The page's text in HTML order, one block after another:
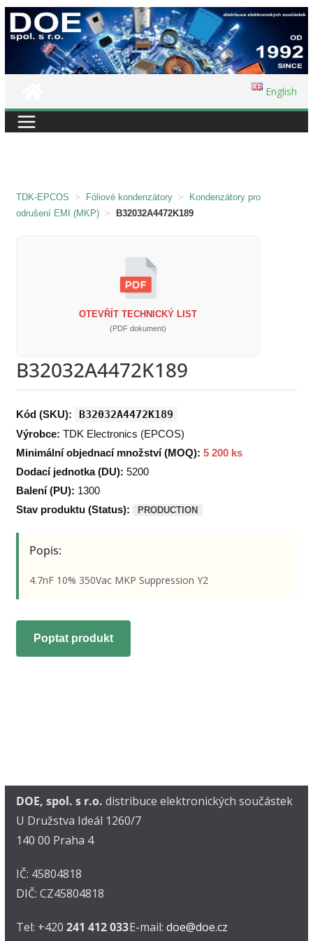
Přeskočit
na
English
TDK-EPCOS > Fóliové kondenzátory >
Kondenzátory pro
odrušení EMI (MKP) > B32032A4472K189
OTEVŘÍT TECHNICKÝ LIST
(PDF dokument)
B32032A4472K189
Kód (SKU): B32032A4472K189
Výrobce: TDK Electronics (EPCOS)
Minimální objednací množství (MOQ): 5 200 ks
Dodací jednotka (DU): 5200
Balení (PU): 1300
Stav produktu (Status):
PRODUCTION
Popis:
4.7nF 10% 350Vac MKP Suppression Y2
Poptat produkt
DOE, spol. s r.o. distribuce elektronických součástek
U Družstva Ideál 1260/7
140 00 Praha 4
IČ: 45804818
DIČ: CZ45804818
Tel: +420 241 412 033E-mail: doe@doe.cz